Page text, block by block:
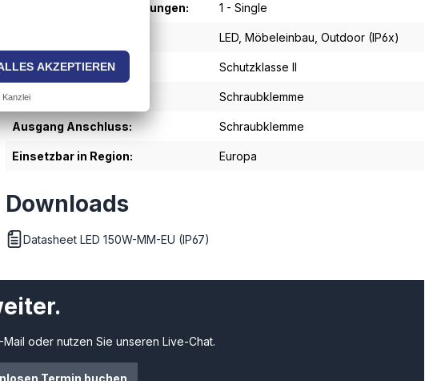
Anzahl Ausgangsspannungen: 1 - Single
LED, Möbeleinbau , Outdoor (IP6x)
Schutzklasse: Schutzklasse II
Eingang Anschluss: Schraubklemme
Ausgang Anschluss: Schraubklemme
Einsetzbar in Region: Europa
Downloads
Datasheet LED 150W-MM-EU (IP67)
oder nutzen Sie unseren Live-Chat.